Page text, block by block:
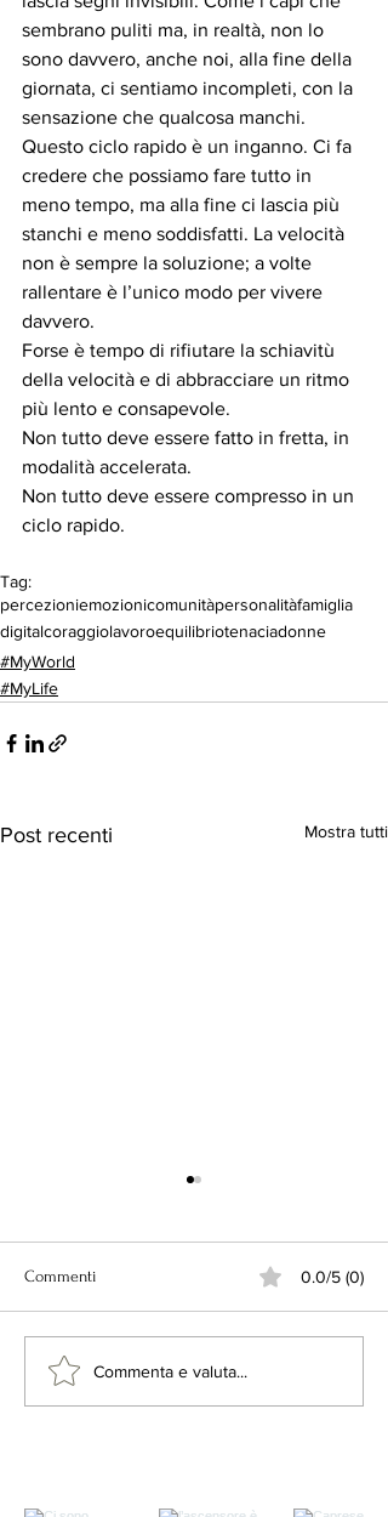
sembrano puliti ma, in realtà, non lo
sono davvero, anche noi, alla fine della
giornata, ci sentiamo incompleti, con la
sensazione che qualcosa manchi.
Questo ciclo rapido è un inganno. Ci fa
credere che possiamo fare tutto in
meno tempo, ma alla fine ci lascia più
stanchi e meno soddisfatti. La velocità
non è sempre la soluzione; a volte
rallentare è l’unico modo per vivere
davvero.
Forse è tempo di rifiutare la schiavitù
della velocità e di abbracciare un ritmo
più lento e consapevole.
Non tutto deve essere fatto in fretta, in
modalità accelerata.
Non tutto deve essere compresso in un
ciclo rapido.
Tag:
percezioniemozionicomunitàpersonalitàfamiglia
digitalcoraggiolavoroequilibriotenaciadonne
#MyWorld
#MyLife
Post recenti Mostra tutti
Commenti 0.0/5 (0)
Commenta e valuta...